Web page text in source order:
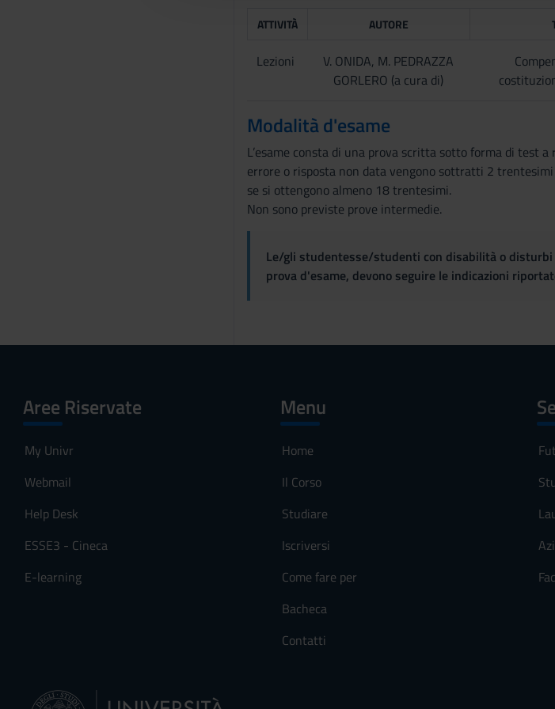
ATTIVITÀ AUTORE
Lezioni
V. ONIDA, M. PEDRAZZA
GORLERO (a cura di)
Modalità d'esame
L’esame consta di una prova scritta sotto forma di test
errore o risposta non data vengono sottratti 2
se si ottengono almeno 18 trentesimi.
Non sono previste prove intermedie.
Le/gli studentesse/studenti con disabilità o
prova d'esame, devono seguire le indicazioni
Aree Riservate
My Univr
Webmail
Help Desk
ESSE3 - Cineca
E-learning
Menu
Home
Il Corso
Studiare
Iscriversi
Come fare per
Bacheca
Contatti
Faq